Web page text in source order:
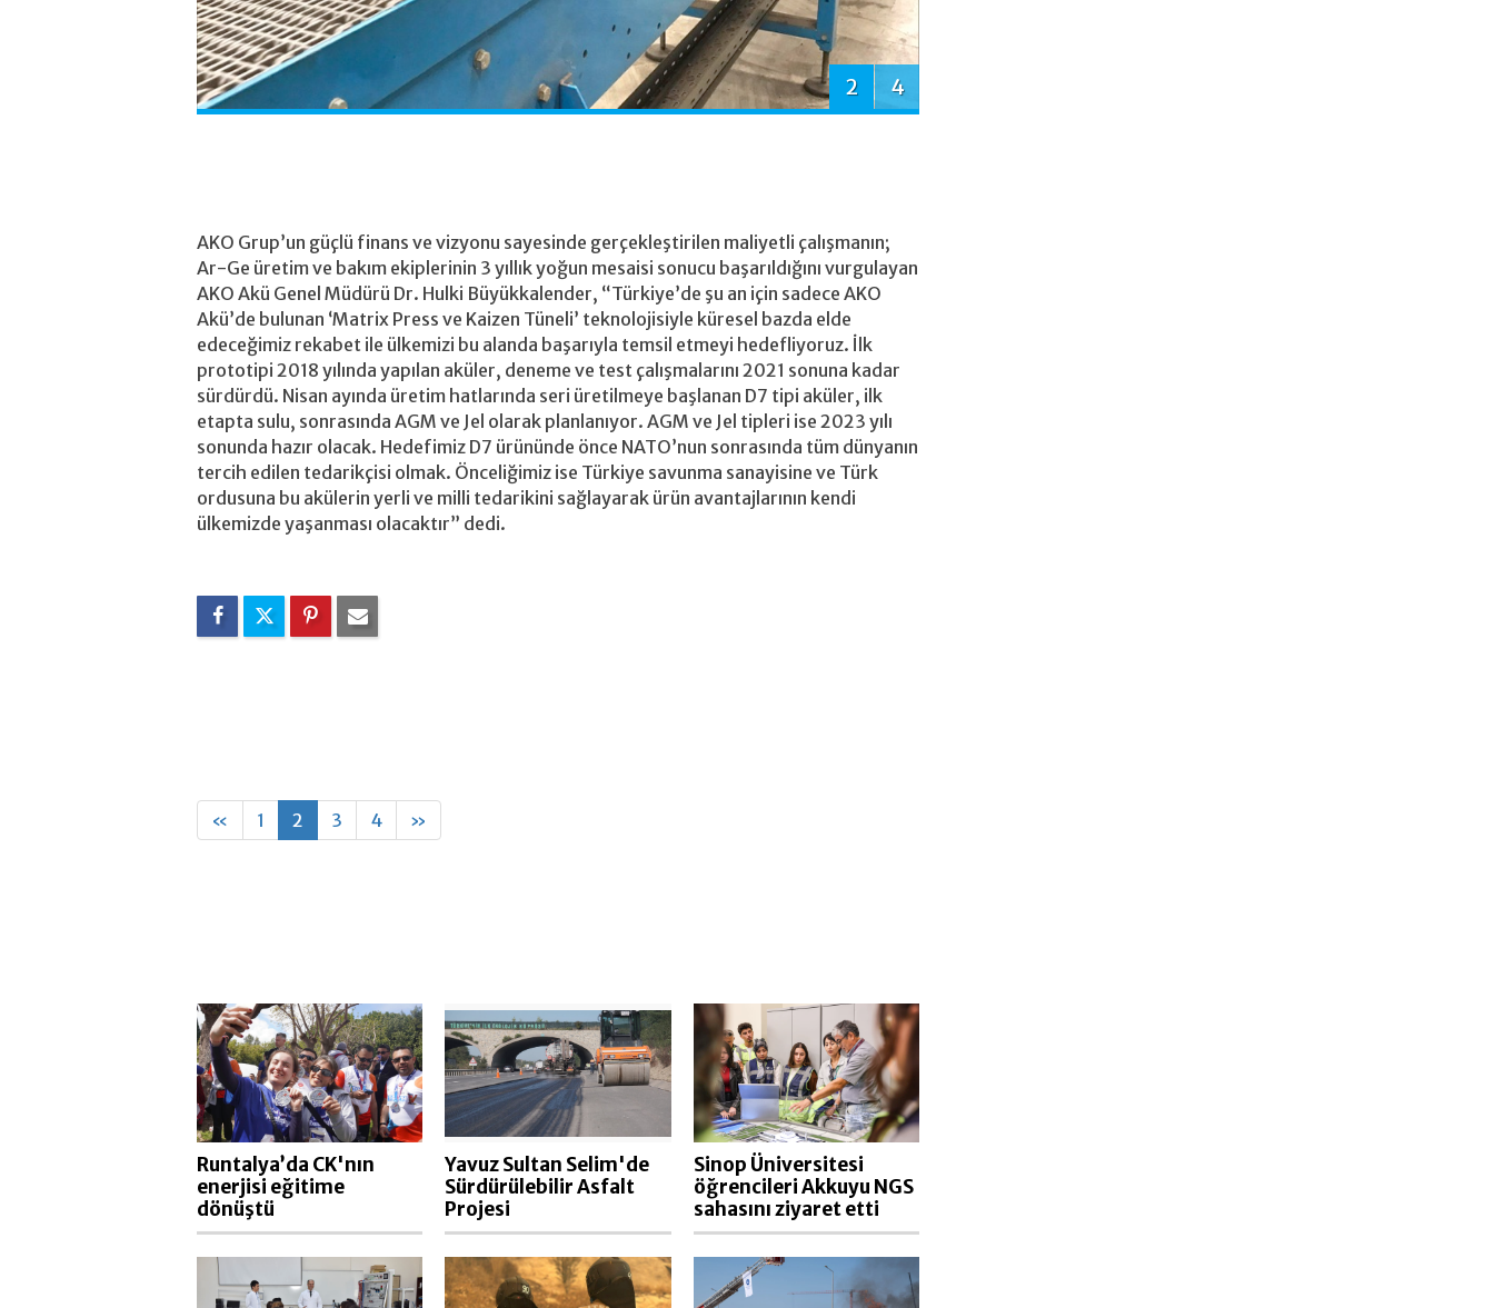
2 4
AKO Grup’un güçlü finans ve vizyonu sayesinde gerçekleştirilen maliyetli çalışmanın;
Ar-Ge üretim ve bakım ekiplerinin 3 yıllık yoğun mesaisi sonucu başarıldığını vurgulayan
AKO Akü Genel Müdürü Dr. Hulki Büyükkalender, “Türkiye’de şu an için sadece AKO
Akü’de bulunan ‘Matrix Press ve Kaizen Tüneli’ teknolojisiyle küresel bazda elde
edeceğimiz rekabet ile ülkemizi bu alanda başarıyla temsil etmeyi hedefliyoruz. İlk
prototipi 2018 yılında yapılan aküler, deneme ve test çalışmalarını 2021 sonuna kadar
sürdürdü. Nisan ayında üretim hatlarında seri üretilmeye başlanan D7 tipi aküler, ilk
etapta sulu, sonrasında AGM ve Jel olarak planlanıyor. AGM ve Jel tipleri ise 2023 yılı
sonunda hazır olacak. Hedefimiz D7 ürününde önce NATO’nun sonrasında tüm dünyanın
tercih edilen tedarikçisi olmak. Önceliğimiz ise Türkiye savunma sanayisine ve Türk
ordusuna bu akülerin yerli ve milli tedarikini sağlayarak ürün avantajlarının kendi
ülkemizde yaşanması olacaktır” dedi.
« 1 2 3 4 »
Runtalya’da CK'nın
enerjisi eğitime
dönüştü
Yavuz Sultan Selim'de
Sürdürülebilir Asfalt
Projesi
Sinop Üniversitesi
öğrencileri Akkuyu NGS
sahasını ziyaret etti